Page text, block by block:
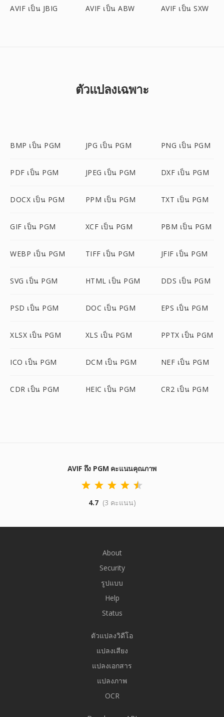
AVIF เป็น JBIG AVIF เป็น ABW AVIF เป็น SXW
ตัวแปลงเฉพาะ
BMP เป็น PGM JPG เป็น PGM PNG เป็น PGM
PDF เป็น PGM JPEG เป็น PGM DXF เป็น PGM
DOCX เป็น PGM PPM เป็น PGM TXT เป็น PGM
GIF เป็น PGM XCF เป็น PGM PBM เป็น PGM
WEBP เป็น PGM TIFF เป็น PGM JFIF เป็น PGM
SVG เป็น PGM HTML เป็น PGM DDS เป็น PGM
PSD เป็น PGM DOC เป็น PGM EPS เป็น PGM
XLSX เป็น PGM XLS เป็น PGM PPTX เป็น PGM
ICO เป็น PGM DCM เป็น PGM NEF เป็น PGM
CDR เป็น PGM HEIC เป็น PGM CR2 เป็น PGM
AVIF ถึง PGM คะแนนคุณภาพ
4.7 (3 คะแนน)
About
Security
รูปแบบ
Help
Status
ตัวแปลงวิดีโอ
แปลงเสียง
แปลงเอกสาร
แปลงภาพ
OCR